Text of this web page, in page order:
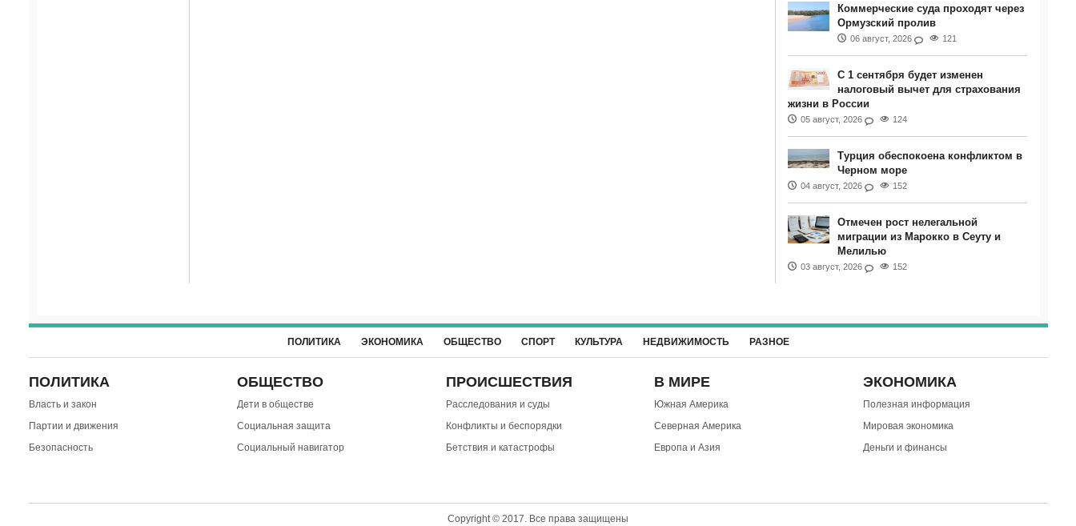
Коммерческие суда проходят через
Ормузский пролив
06 август, 2026 121
С 1 сентября будет изменен
налоговый вычет для страхования
жизни в России
05 август, 2026 124
Турция обеспокоена конфликтом в
Черном море
04 август, 2026 152
Отмечен рост нелегальной
миграции из Марокко в Сеуту и
Мелилью
03 август, 2026 152
ПОЛИТИКА ЭКОНОМИКА ОБЩЕСТВО СПОРТ КУЛЬТУРА НЕДВИЖИМОСТЬ РАЗНОЕ
ПОЛИТИКА
Власть и закон
Партии и движения
Безопасность
ОБЩЕСТВО
Дети в обществе
Социальная защита
Социальный навигатор
ПРОИСШЕСТВИЯ
Расследования и суды
Конфликты и беспорядки
Бетствия и катастрофы
В МИРЕ
Южная Америка
Северная Америка
Европа и Азия
ЭКОНОМИКА
Полезная информация
Мировая экономика
Деньги и финансы
Copyright © 2017. Все права защищены